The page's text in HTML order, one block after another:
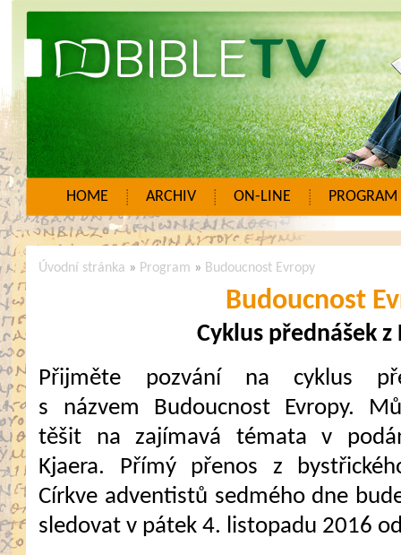
HOME ARCHIV ON-LINE PROGRAM
Úvodní stránka » Program » Budoucnost Evropy
Budoucnost
Cyklus přednášek z
Přijměte pozvání na cyklus
s názvem Budoucnost Evropy.
těšit na zajímavá témata v
Kjaera. Přímý přenos z
Církve adventistů sedmého dne
sledovat v pátek 4. listopadu 2016